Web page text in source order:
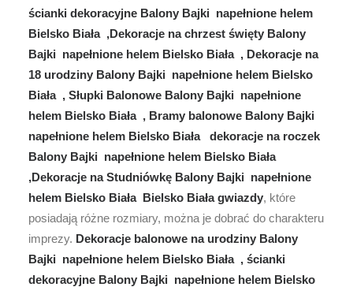
ścianki dekoracyjne Balony Bajki napełnione helem
Bielsko Biała ,Dekoracje na chrzest święty Balony
Bajki napełnione helem Bielsko Biała , Dekoracje na
18 urodziny Balony Bajki napełnione helem Bielsko
Biała , Słupki Balonowe Balony Bajki napełnione
helem Bielsko Biała , Bramy balonowe Balony Bajki
napełnione helem Bielsko Biała dekoracje na roczek
Balony Bajki napełnione helem Bielsko Biała
,Dekoracje na Studniówkę Balony Bajki napełnione
helem Bielsko Biała Bielsko Biała gwiazdy, które
posiadają różne rozmiary, można je dobrać do charakteru
imprezy. Dekoracje balonowe na urodziny Balony
Bajki napełnione helem Bielsko Biała , ścianki
dekoracyjne Balony Bajki napełnione helem Bielsko